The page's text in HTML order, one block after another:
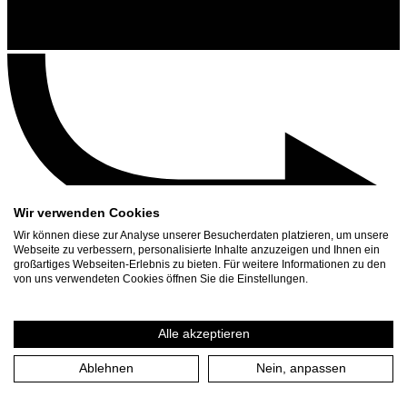
Kontakt
Presse Download
Wir verwenden Cookies
Wir können diese zur Analyse unserer Besucherdaten platzieren, um unsere
Webseite zu verbessern, personalisierte Inhalte anzuzeigen und Ihnen ein
großartiges Webseiten-Erlebnis zu bieten. Für weitere Informationen zu den
von uns verwendeten Cookies öffnen Sie die Einstellungen.
Alle akzeptieren
Ablehnen Nein, anpassen